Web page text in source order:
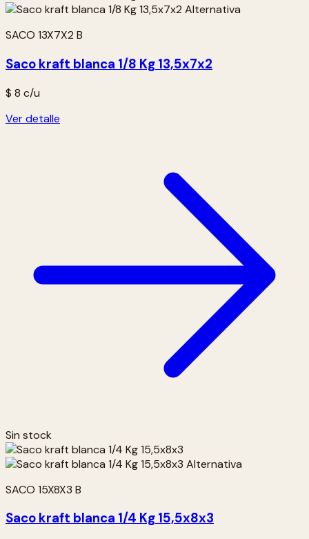
SACO 13X7X2 B
Saco kraft blanca 1/8 Kg 13,5x7x2
$ 8 c/u
Ver detalle
Sin stock
SACO 15X8X3 B
Saco kraft blanca 1/4 Kg 15,5x8x3